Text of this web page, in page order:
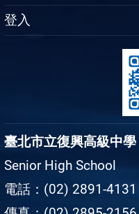
登入
臺北市立復興高級中學
Senior High School
電話：(02) 2891-4131